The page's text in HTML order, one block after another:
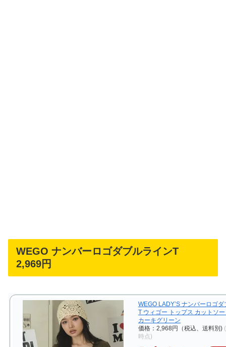
WEGO ナンバーロゴダブルラインT
2,969円
WEGO LADY’S ナンバーロゴ
T ウィゴー トップス カットソ
カーキグリーン
価格：2,968円（税込、送料別)
時点)